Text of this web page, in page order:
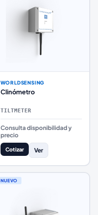
WORLDSENSING
Clinómetro
TILTMETER
Consulta disponibilidad y
precio
Cotizar Ver
NUEVO